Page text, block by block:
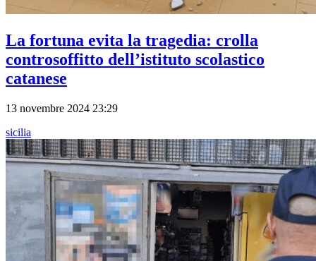
La fortuna evita la tragedia: crolla
controsoffitto dell’istituto scolastico
catanese
13 novembre 2024 23:29
sicilia